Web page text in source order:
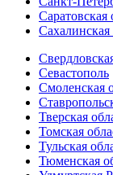
Саратовская
Сахалинская
Севастополь
Смоленская
Тверская
Томская
Тульская
Тюменская